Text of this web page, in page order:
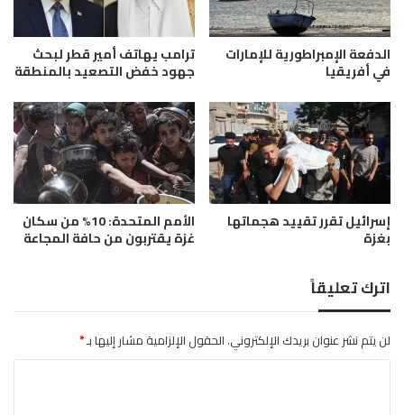
د
ث
ع
ن
ع
م
ج
و
ي
ل
أ
و
ا
ن
ي
ا
م
ط
ا
ر
ا
س
ي
و
ل
الدفعة الإمبراطورية للإمارات
في أفريقيا
ترامب يهاتف أمير قطر لبحث
جهود خفض التصعيد بالمنطقة
إسرائيل تقرر تقييد هجماتها
بغزة
الأمم المتحدة: 10% من سكان
غزة يقتربون من حافة المجاعة
اترك تعليقاً
لن يتم نشر عنوان بريدك الإلكتروني.الحقول الإلزامية مشار إليها بـ*